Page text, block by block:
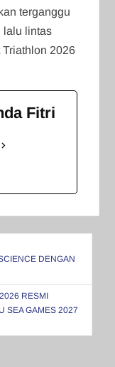
terganggu
lalu lintas
2026
Fitri
DENGAN
RESMI
SEA GAMES 2027